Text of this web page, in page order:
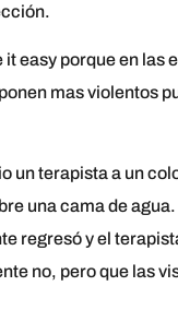
easy porque en las
mas violentos
un terapista a un
una cama de
regresó y el
no, pero que las